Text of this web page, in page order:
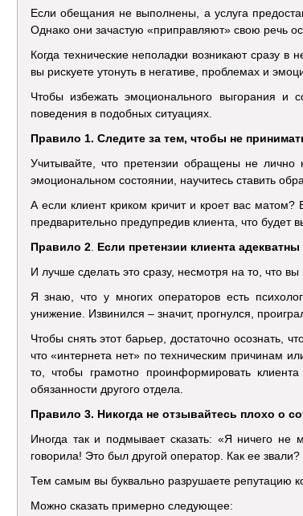
Если обещания не выполнены, а услуга
Однако они зачастую «приправляют» свою речь
Когда технические неполадки возникают сразу
вы рискуете утонуть в негативе, проблемах и
Чтобы избежать эмоционального выгорания и
поведения в подобных ситуациях.
Правило 1. Следите за тем, чтобы не
Учитывайте, что претензии обращены не
эмоциональном состоянии, научитесь ставить
А если клиент криком кричит и кроет вас матом?
предварительно предупредив клиента, что будет
Правило 2. Если претензии клиента
И лучше сделать это сразу, несмотря на то, что
Я знаю, что у многих операторов есть
унижение. Извинился – значит, прогнулся,
Чтобы снять этот барьер, достаточно осознать,
что «интернета нет» по техническим причинам
то, чтобы грамотно проинформировать
обязанности другого отдела.
Правило 3. Никогда не отзывайтесь плохо о
Иногда так и подмывает сказать: «Я ничего
говорила! Это был другой оператор. Как ее
Тем самым вы буквально разрушаете репутацию
Можно сказать примерно следующее: